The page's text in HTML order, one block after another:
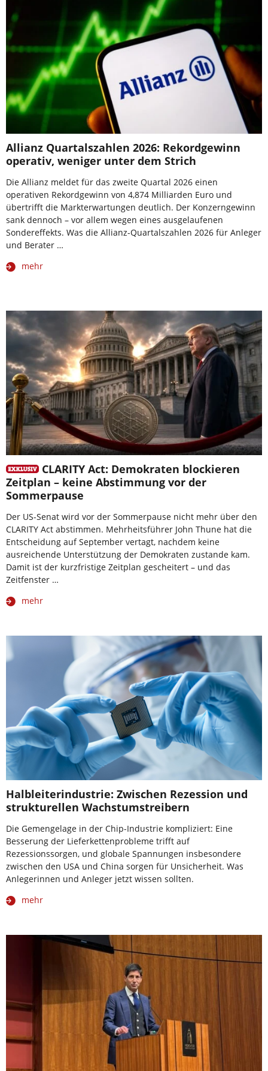
Allianz Quartalszahlen 2026: Rekordgewinn
operativ, weniger unter dem Strich
Die Allianz meldet für das zweite Quartal 2026 einen
operativen Rekordgewinn von 4,874 Milliarden Euro und
übertrifft die Markterwartungen deutlich. Der Konzerngewinn
sank dennoch – vor allem wegen eines ausgelaufenen
Sondereffekts. Was die Allianz-Quartalszahlen 2026 für Anleger
und Berater …
mehr
CLARITY Act: Demokraten blockieren
Zeitplan – keine Abstimmung vor der
Sommerpause
Der US-Senat wird vor der Sommerpause nicht mehr über den
CLARITY Act abstimmen. Mehrheitsführer John Thune hat die
Entscheidung auf September vertagt, nachdem keine
ausreichende Unterstützung der Demokraten zustande kam.
Damit ist der kurzfristige Zeitplan gescheitert – und das
Zeitfenster …
mehr
Halbleiterindustrie: Zwischen Rezession und
strukturellen Wachstumstreibern
Die Gemengelage in der Chip-Industrie kompliziert: Eine
Besserung der Lieferkettenprobleme trifft auf
Rezessionssorgen, und globale Spannungen insbesondere
zwischen den USA und China sorgen für Unsicherheit. Was
Anlegerinnen und Anleger jetzt wissen sollten.
mehr